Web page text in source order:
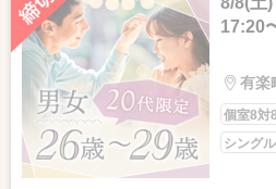
17:20
有楽
個室8対8
シング